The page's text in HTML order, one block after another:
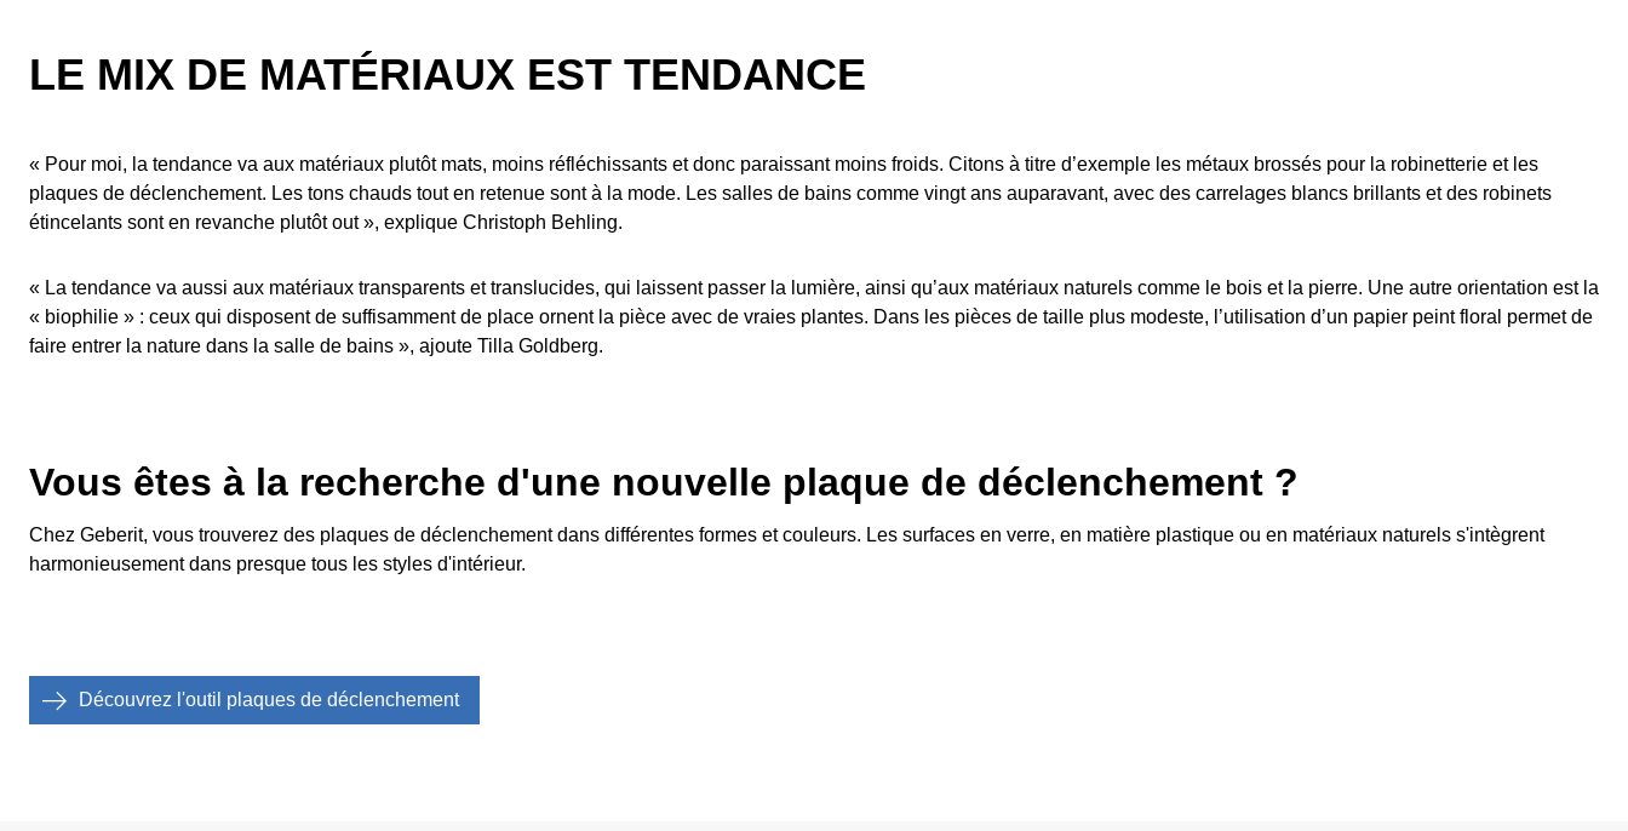
LE MIX DE MATÉRIAUX EST TENDANCE
« Pour moi, la tendance va aux matériaux plutôt mats, moins réfléchissants et donc paraissant moins froids. Citons à titre d’exemple les métaux brossés pour la robinetterie et les
plaques de déclenchement. Les tons chauds tout en retenue sont à la mode. Les salles de bains comme vingt ans auparavant, avec des carrelages blancs brillants et des robinets
étincelants sont en revanche plutôt out », explique Christoph Behling.
« La tendance va aussi aux matériaux transparents et translucides, qui laissent passer la lumière, ainsi qu’aux matériaux naturels comme le bois et la pierre. Une autre orientation est la
« biophilie » : ceux qui disposent de suffisamment de place ornent la pièce avec de vraies plantes. Dans les pièces de taille plus modeste, l’utilisation d’un papier peint floral permet de
faire entrer la nature dans la salle de bains », ajoute Tilla Goldberg.
Vous êtes à la recherche d'une nouvelle plaque de déclenchement ?
Chez Geberit, vous trouverez des plaques de déclenchement dans différentes formes et couleurs. Les surfaces en verre, en matière plastique ou en matériaux naturels s'intègrent
harmonieusement dans presque tous les styles d'intérieur.
Découvrez l'outil plaques de déclenchement